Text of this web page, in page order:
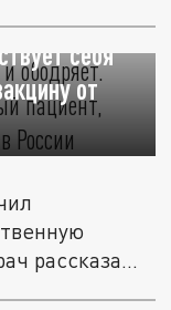
и
себя
от
рассказал